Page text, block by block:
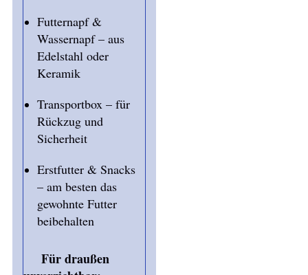
Futternapf &
Wassernapf – aus
Edelstahl oder
Keramik
Transportbox – für
Rückzug und
Sicherheit
Erstfutter & Snacks
– am besten das
gewohnte Futter
beibehalten
Für draußen